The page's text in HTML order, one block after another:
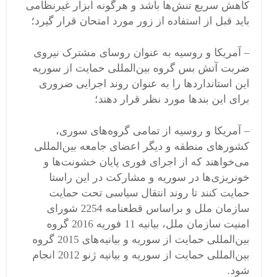
کاهش سریع تنش‌ها باشد و هرگونه ابزار غیرنظامی
باید قبل از استفاده از زور مورد امتحان قرار گیرد؛
– آمریکا و روسیه به عنوان روسای مشترک نیروی
ضربت آتش بس گروه بین‌المللی حمایت از سوریه
این استاندارد‌ها را به عنوان روند اجرایی ضروری
برای این بندها مورد نظر قرار دهند؛
– آمریکا و روسیه از تمامی گروه‌های سوری،
کشورهای منطقه و دیگر اعضای جامعه بین‌المللی
می‌خواهند که از اجرای فوری پایان خشونت‌ها و
خونریزی‌ها در سوریه و مشارکت در این راستا
حمایت کنند تا روند انتقال سیاسی تحت حمایت
سازمان ملل و براساس قطعنامه 2254 شورای
امنیت سازمان ملل، بیانیه 11 فوریه 2016 گروه
بین‌المللی حمایت از سوریه و بیانیه‌های 2015 گروه
بین‌المللی حمایت از سوریه و بیانیه‌ ژنو 2012 انجام
شود.